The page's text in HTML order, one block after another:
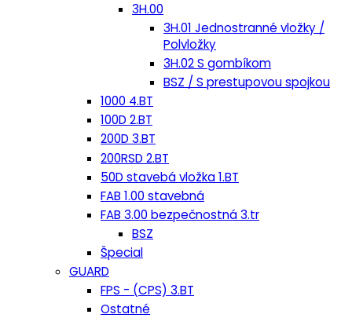
3H.00
3H.01 Jednostranné vložky /
Polvložky
3H.02 S gombíkom
BSZ / S prestupovou spojkou
1000 4.BT
100D 2.BT
200D 3.BT
200RSD 2.BT
50D stavebá vložka 1.BT
FAB 1.00 stavebná
FAB 3.00 bezpečnostná 3.tr
BSZ
Špecial
GUARD
FPS - (CPS) 3.BT
Ostatné